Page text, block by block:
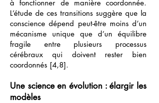
à fonctionner de manière coordonnée.
L’étude de ces transitions suggère que la
conscience dépend peut-être moins d’un
mécanisme unique que d’un équilibre
fragile entre plusieurs processus
cérébraux qui doivent rester bien
coordonnés [4,8].
Une science en évolution : élargir les
modèles